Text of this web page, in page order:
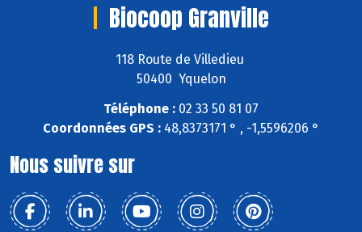
Biocoop Granville
118 Route de Villedieu
50400 Yquelon
Téléphone : 02 33 50 81 07
Coordonnées GPS : 48,8373171 ° , -1,5596206 °
Nous suivre sur